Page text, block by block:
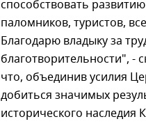
способствовать
паломников, туристов,
Благодарю владыку за
благотворительности", -
что, объединив усилия
добиться значимых
исторического наследия